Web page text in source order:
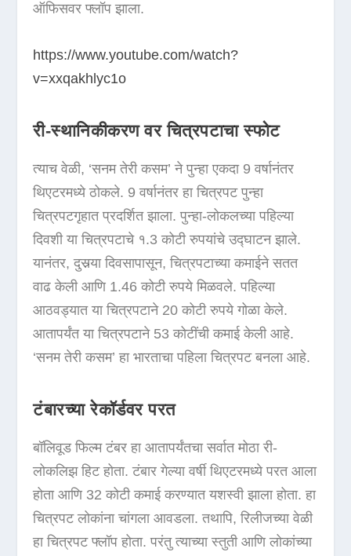
ऑफिसवर फ्लॉप झाला.
https://www.youtube.com/watch?
v=xxqakhlyc1o
री-स्थानिकीकरण वर चित्रपटाचा स्फोट
त्याच वेळी, ‘सनम तेरी कसम’ ने पुन्हा एकदा 9 वर्षानंतर
थिएटरमध्ये ठोकले. 9 वर्षानंतर हा चित्रपट पुन्हा
चित्रपटगृहात प्रदर्शित झाला. पुन्हा-लोकलच्या पहिल्या
दिवशी या चित्रपटाचे १.3 कोटी रुपयांचे उद्घाटन झाले.
यानंतर, दुसर्‍या दिवसापासून, चित्रपटाच्या कमाईने सतत
वाढ केली आणि 1.46 कोटी रुपये मिळवले. पहिल्या
आठवड्यात या चित्रपटाने 20 कोटी रुपये गोळा केले.
आतापर्यंत या चित्रपटाने 53 कोटींची कमाई केली आहे.
‘सनम तेरी कसम’ हा भारताचा पहिला चित्रपट बनला आहे.
टंबारच्या रेकॉर्डवर परत
बॉलिवूड फिल्म टंबर हा आतापर्यंतचा सर्वात मोठा री-
लोकलिझ हिट होता. टंबार गेल्या वर्षी थिएटरमध्ये परत आला
होता आणि 32 कोटी कमाई करण्यात यशस्वी झाला होता. हा
चित्रपट लोकांना चांगला आवडला. तथापि, रिलीजच्या वेळी
हा चित्रपट फ्लॉप होता. परंतु त्याच्या स्तुती आणि लोकांच्या